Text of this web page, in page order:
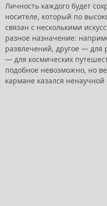
Личность каждого будет
носителе, который по
связан с несколькими
разное назначение:
развлечений, другое — для
— для космических
подобное невозможно, но
кармане казался ненаучной